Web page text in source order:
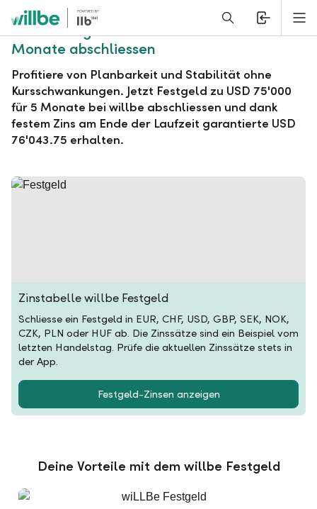
Alerts.Headline
willbe Festgeld zu USD 75'000 für 5
Monate abschliessen
Profitiere von Planbarkeit und Stabilität ohne
Kursschwankungen. Jetzt Festgeld zu USD 75'000
für 5 Monate bei willbe abschliessen und dank
festem Zins am Ende der Laufzeit garantierte USD
76'043.75 erhalten.
Zinstabelle willbe Festgeld
Schliesse ein Festgeld in EUR, CHF, USD, GBP, SEK, NOK,
CZK, PLN oder HUF ab. Die Zinssätze sind ein Beispiel vom
letzten Handelstag. Prüfe die aktuellen Zinssätze stets in
der App.
Festgeld-Zinsen anzeigen
Deine Vorteile mit dem willbe Festgeld